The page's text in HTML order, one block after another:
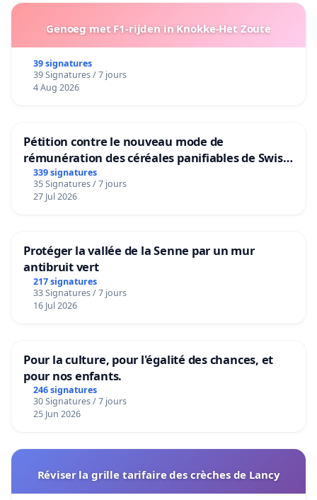
Genoeg met F1-rijden in Knokke-Het Zoute
39 signatures
39 Signatures / 7 jours
4 Aug 2026
Pétition contre le nouveau mode de
rémunération des céréales panifiables de Swiss
granum basé sur la teneur en protéines
339 signatures
35 Signatures / 7 jours
27 Jul 2026
Protéger la vallée de la Senne par un mur
antibruit vert
217 signatures
33 Signatures / 7 jours
16 Jul 2026
Pour la culture, pour l'égalité des chances, et
pour nos enfants.
246 signatures
30 Signatures / 7 jours
25 Jun 2026
Réviser la grille tarifaire des crèches de Lancy